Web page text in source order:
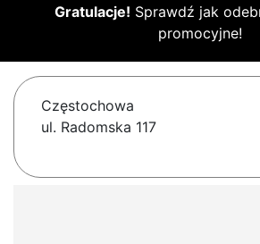
Gratulacje! Sprawdź jak
promocyjne!
Częstochowa
ul. Radomska 117